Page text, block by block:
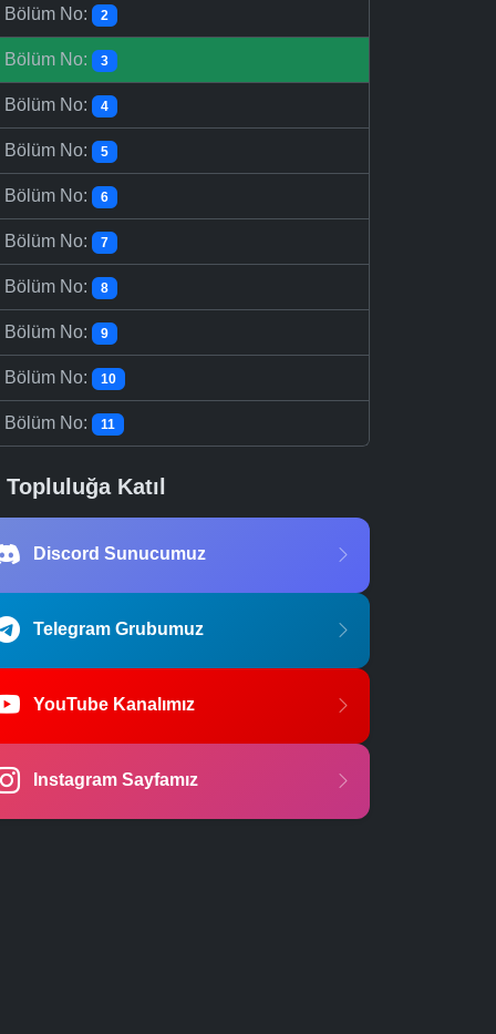
Bölüm No: 2
Bölüm No: 3
Bölüm No: 4
Bölüm No: 5
Bölüm No: 6
Bölüm No: 7
Bölüm No: 8
Bölüm No: 9
Bölüm No: 10
Bölüm No: 11
Topluluğa Katıl
Discord Sunucumuz
Telegram Grubumuz
YouTube Kanalımız
Instagram Sayfamız